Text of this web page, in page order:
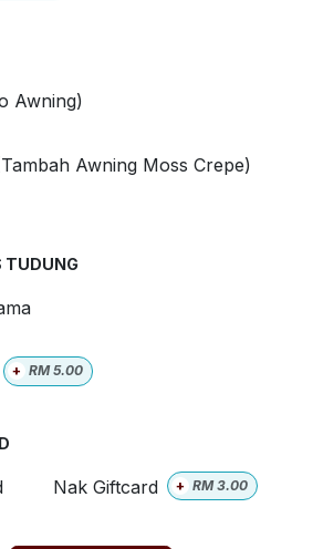
Awning)
Awning Moss Crepe)
TUDUNG
+ RM5.00
Nak Giftcard + RM3.00